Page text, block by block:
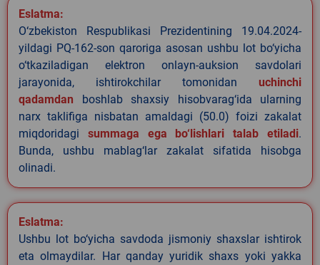
Eslatma:
O‘zbekiston Respublikasi Prezidentining 19.04.2024-
yildagi PQ-162-son qaroriga asosan ushbu lot bo‘yicha
o‘tkaziladigan elektron onlayn-auksion savdolari
jarayonida, ishtirokchilar tomonidan uchinchi
qadamdan boshlab shaxsiy hisobvarag‘ida ularning
narx taklifiga nisbatan amaldagi (50.0) foizi zakalat
miqdoridagi summaga ega bo‘lishlari talab etiladi.
Bunda, ushbu mablag‘lar zakalat sifatida hisobga
olinadi.
Eslatma:
Ushbu lot bo‘yicha savdoda jismoniy shaxslar ishtirok
eta olmaydilar. Har qanday yuridik shaxs yoki yakka